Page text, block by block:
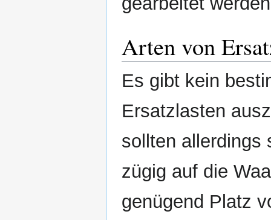
Arten von
Es gibt kein
Ersatzlasten
sollten allerdings
zügig auf die
genügend Platz